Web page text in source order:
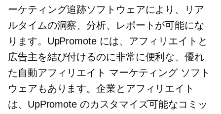
ーケティング追跡ソフトウェアにより、リア
ルタイムの洞察、分析、レポートが可能にな
ります。UpPromote には、アフィリエイトと
広告主を結び付けるのに非常に便利な、優れ
た自動アフィリエイト マーケティング ソフト
ウェアもあります。企業とアフィリエイト
は、UpPromote のカスタマイズ可能なコミッ